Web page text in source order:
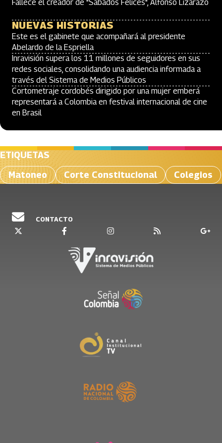
Fallece el creador de "Sábados Felices", Alfonso Lizarazo
NUEVAS HISTORIAS
Este es el gabinete que acompañará al presidente
Abelardo de la Espriella
Inravisión supera los 11 millones de seguidores en sus
redes sociales, consolidando una audiencia informada a
través del Sistema de Medios Públicos
Cortometraje cordobés dirigido por una mujer emberá
representará a Colombia en festival internacional de cine
en Brasil
ETIQUETAS
Matoneo
Corte Constitucional Colegios
CONTACTO